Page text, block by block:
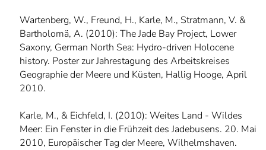
Wartenberg, W., Freund, H., Karle, M., Stratmann, V. &
Bartholomä, A. (2010): The Jade Bay Project, Lower
Saxony, German North Sea: Hydro-driven Holocene
history. Poster zur Jahrestagung des Arbeitskreises
Geographie der Meere und Küsten, Hallig Hooge, April
2010.
Karle, M., & Eichfeld, I. (2010): Weites Land - Wildes
Meer: Ein Fenster in die Frühzeit des Jadebusens. 20. Mai
2010, Europäischer Tag der Meere, Wilhelmshaven.